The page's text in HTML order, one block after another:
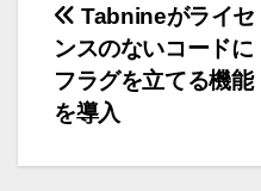
投
稿
ナ
ビ
Tabnineがライセ
ンスのないコードに
フラグを立てる機能
を導入